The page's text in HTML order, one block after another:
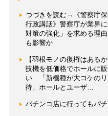
つづきを読む→《警察庁
行政講話》警察庁が業界
対策の強化」を求める理
も影響か
【羽根モノの復権はある
技機を低価格でホールに
い 「新機種が大コケのリ
待」ホールとユーザ…
パチンコ店に行ってもパ